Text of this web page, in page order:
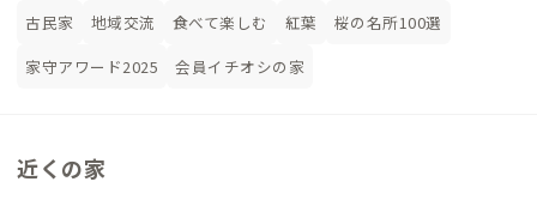
古民家
地域交流 食べて楽しむ 紅葉
桜の名所100選
家守アワード2025
会員イチオシの家
近くの家